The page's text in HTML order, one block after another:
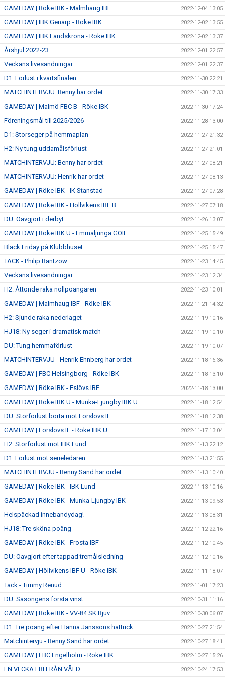
GAMEDAY | Röke IBK - Malmhaug IBF 2022-12-04 13:05
GAMEDAY | IBK Genarp - Röke IBK 2022-12-02 13:55
GAMEDAY | IBK Landskrona - Röke IBK 2022-12-02 13:37
Årshjul 2022-23 2022-12-01 22:57
Veckans livesändningar 2022-12-01 22:37
D1: Förlust i kvartsfinalen 2022-11-30 22:21
MATCHINTERVJU: Benny har ordet 2022-11-30 17:33
GAMEDAY | Malmö FBC B - Röke IBK 2022-11-30 17:24
Föreningsmål till 2025/2026 2022-11-28 13:00
D1: Storseger på hemmaplan 2022-11-27 21:32
H2: Ny tung uddamålsförlust 2022-11-27 21:01
MATCHINTERVJU: Benny har ordet 2022-11-27 08:21
MATCHINTERVJU: Henrik har ordet 2022-11-27 08:13
GAMEDAY | Röke IBK - IK Stanstad 2022-11-27 07:28
GAMEDAY | Röke IBK - Höllvikens IBF B 2022-11-27 07:18
DU: Oavgjort i derbyt 2022-11-26 13:07
GAMEDAY | Röke IBK U - Emmaljunga GOIF 2022-11-25 15:49
Black Friday på Klubbhuset 2022-11-25 15:47
TACK - Philip Rantzow 2022-11-23 14:45
Veckans livesändningar 2022-11-23 12:34
H2: Åttonde raka nollpoängaren 2022-11-23 10:01
GAMEDAY | Malmhaug IBF - Röke IBK 2022-11-21 14:32
H2: Sjunde raka nederlaget 2022-11-19 10:16
HJ18: Ny seger i dramatisk match 2022-11-19 10:10
DU: Tung hemmaförlust 2022-11-19 10:07
MATCHINTERVJU - Henrik Ehnberg har ordet 2022-11-18 16:36
GAMEDAY | FBC Helsingborg - Röke IBK 2022-11-18 13:10
GAMEDAY | Röke IBK - Eslövs IBF 2022-11-18 13:00
GAMEDAY | Röke IBK U - Munka-Ljungby IBK U 2022-11-18 12:54
DU: Storförlust borta mot Förslövs IF 2022-11-18 12:38
GAMEDAY | Förslövs IF - Röke IBK U 2022-11-17 13:04
H2: Storförlust mot IBK Lund 2022-11-13 22:12
D1: Förlust mot serieledaren 2022-11-13 21:55
MATCHINTERVJU - Benny Sand har ordet 2022-11-13 10:40
GAMEDAY | Röke IBK - IBK Lund 2022-11-13 10:16
GAMEDAY | Röke IBK - Munka-Ljungby IBK 2022-11-13 09:53
Helspäckad innebandydag! 2022-11-13 08:31
HJ18: Tre sköna poäng 2022-11-12 22:16
GAMEDAY | Röke IBK - Frosta IBF 2022-11-12 10:45
DU: Oavgjort efter tappad tremålsledning 2022-11-12 10:16
GAMEDAY | Höllvikens IBF U - Röke IBK 2022-11-11 18:07
Tack - Timmy Renud 2022-11-01 17:23
DU: Säsongens första vinst 2022-10-31 11:16
GAMEDAY | Röke IBK - VV-84 SK Bjuv 2022-10-30 06:07
D1: Tre poäng efter Hanna Janssons hattrick 2022-10-27 21:54
Matchintervju - Benny Sand har ordet 2022-10-27 18:41
GAMEDAY | FBC Engelholm - Röke IBK 2022-10-27 15:26
EN VECKA FRI FRÅN VÅLD 2022-10-24 17:53